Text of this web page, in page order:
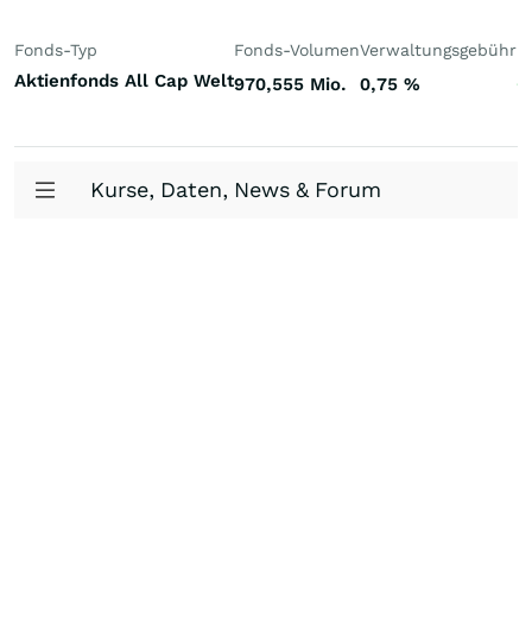
Fonds-Typ
Aktienfonds All Cap Welt
Fonds-Volumen
970,555 Mio.
Verwaltungsgebühr
0,75 %
Kurse, Daten, News & Forum